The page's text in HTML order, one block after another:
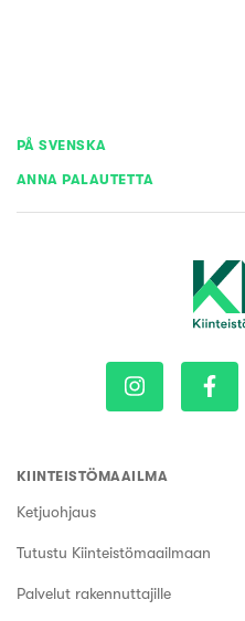
PÅ SVENSKA
ANNA PALAUTETTA
KIINTEISTÖMAAILMA
Ketjuohjaus
Tutustu Kiinteistömaailmaan
Palvelut rakennuttajille